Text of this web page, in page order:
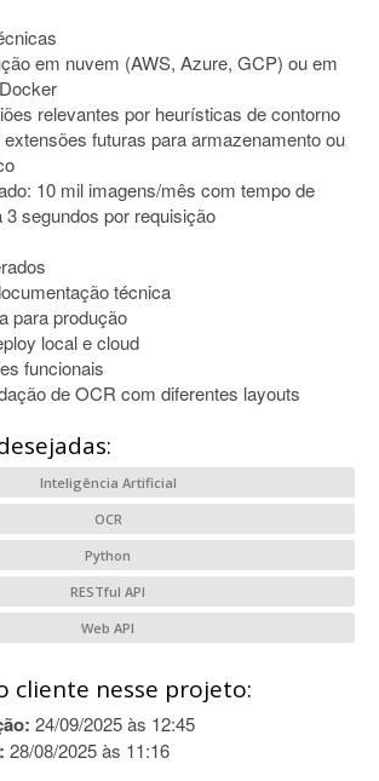
em nuvem (AWS, Azure, GCP) ou em
relevantes por heurísticas de contorno
futuras para armazenamento ou
10 mil imagens/mês com tempo de
3 segundos por requisição
técnica
para produção
local e cloud
funcionais
de OCR com diferentes layouts
Inteligência Artificial
OCR
Python
RESTful API
Web API
cliente nesse projeto:
24/09/2025 às 12:45
28/08/2025 às 11:16